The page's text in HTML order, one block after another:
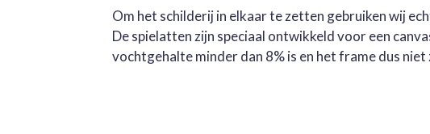
Om het schilderij in elkaar te zetten gebruiken wij
De spielatten zijn speciaal ontwikkeld voor een
vochtgehalte minder dan 8% is en het frame dus